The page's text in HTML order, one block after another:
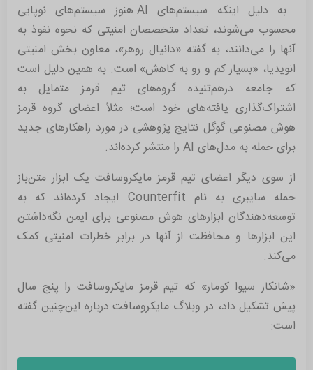
به دلیل اینکه سیستم‌های AI هنوز سیستم‌های نوپایی
محسوب می‌شوند، تعداد متخصصان امنیتی که نحوه نفوذ به
آنها را می‌دانند، به گفته «دانیال روهر»، معاون بخش امنیتی
انویدیا، «بسیار کم و رو به کاهش» است. به همین دلیل است
که جامعه درهم‌تنیده گروه‌های تیم قرمز متمایل به
اشتراک‌گذاری یافته‌های خود است؛ مثلاً اعضای گروه قرمز
هوش مصنوعی گوگل نتایج پژوهشی در مورد راهکارهای جدید
برای حمله به مدل‌های AI را منتشر کرده‌اند.
از سوی دیگر اعضای تیم قرمز مایکروسافت یک ابزار متن‌باز
حمله سایبری به نام Counterfit ایجاد کرده‌اند که به
توسعه‌دهندگان ابزارهای هوش مصنوعی برای ایمن نگه‌داشتن
این ابزارها و محافظت از آنها در برابر خطرات امنیتی کمک
می‌کند.
«شانکار سیوا کومار» که تیم قرمز مایکروسافت را پنج سال
پیش تشکیل داد، در وبلاگ مایکروسافت درباره این‌چنین گفته
است: